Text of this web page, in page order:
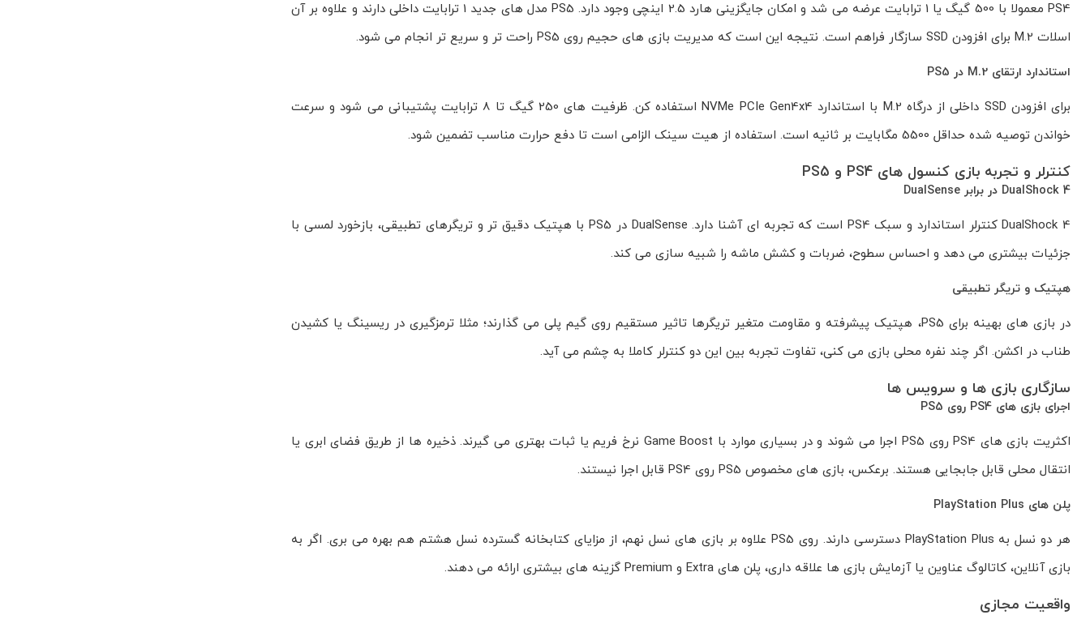
PS4 معمولا با 500 گیگ یا 1 ترابایت عرضه می شد و امکان جایگزینی هارد 2.5 اینچی وجود دارد. PS5 مدل های جدید 1 ترابایت داخلی دارند و علاوه بر آن
اسلات M.2 برای افزودن SSD سازگار فراهم است. نتیجه این است که مدیریت بازی های حجیم روی PS5 راحت تر و سریع تر انجام می شود.
استاندارد ارتقای M.2 در PS5
برای افزودن SSD داخلی از درگاه M.2 با استاندارد NVMe PCIe Gen4x4 استفاده کن. ظرفیت های 250 گیگ تا 8 ترابایت پشتیبانی می شود و سرعت
خواندن توصیه شده حداقل 5500 مگابایت بر ثانیه است. استفاده از هیت سینک الزامی است تا دفع حرارت مناسب تضمین شود.
کنترلر و تجربه بازی کنسول های PS4 و PS5
DualShock 4 در برابر DualSense
DualShock 4 کنترلر استاندارد و سبک PS4 است که تجربه ای آشنا دارد. DualSense در PS5 با هپتیک دقیق تر و تریگرهای تطبیقی، بازخورد لمسی با
جزئیات بیشتری می دهد و احساس سطوح، ضربات و کشش ماشه را شبیه سازی می کند.
هپتیک و تریگر تطبیقی
در بازی های بهینه برای PS5، هپتیک پیشرفته و مقاومت متغیر تریگرها تاثیر مستقیم روی گیم پلی می گذارند؛ مثلا ترمزگیری در ریسینگ یا کشیدن
طناب در اکشن. اگر چند نفره محلی بازی می کنی، تفاوت تجربه بین این دو کنترلر کاملا به چشم می آید.
سازگاری بازی ها و سرویس ها
اجرای بازی های PS4 روی PS5
اکثریت بازی های PS4 روی PS5 اجرا می شوند و در بسیاری موارد با Game Boost نرخ فریم یا ثبات بهتری می گیرند. ذخیره ها از طریق فضای ابری یا
انتقال محلی قابل جابجایی هستند. برعکس، بازی های مخصوص PS5 روی PS4 قابل اجرا نیستند.
پلن های PlayStation Plus
هر دو نسل به PlayStation Plus دسترسی دارند. روی PS5 علاوه بر بازی های نسل نهم، از مزایای کتابخانه گسترده نسل هشتم هم بهره می بری. اگر به
بازی آنلاین، کاتالوگ عناوین یا آزمایش بازی ها علاقه داری، پلن های Extra و Premium گزینه های بیشتری ارائه می دهند.
واقعیت مجازی